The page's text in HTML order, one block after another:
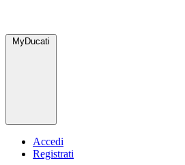
MyDucati
Accedi
Registrati